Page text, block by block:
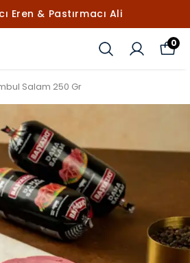
Eren & Pastırmacı Ali
0
Salam 250 Gr